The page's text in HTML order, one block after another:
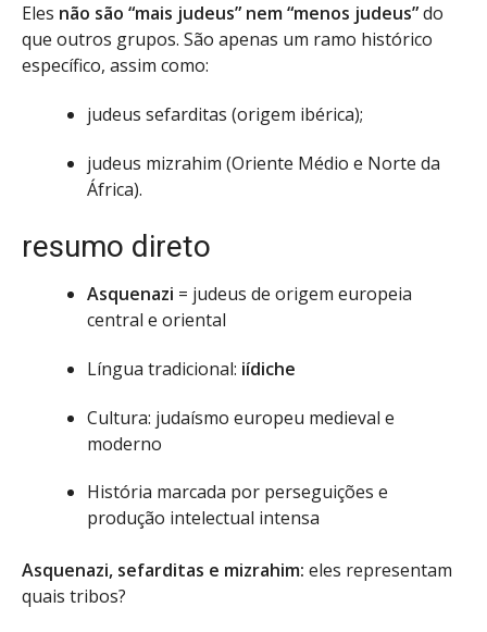
Eles não são “mais judeus” nem “menos judeus”do
que outros grupos. São apenas um ramo histórico
específico, assim como:
judeus sefarditas (origem ibérica);
judeus mizrahim (Oriente Médio e Norte da
África).
resumo direto
Asquenazi = judeus de origem europeia
central e oriental
Língua tradicional: iídiche
Cultura: judaísmo europeu medieval e
moderno
História marcada por perseguições e
produção intelectual intensa
Asquenazi, sefarditas e mizrahim: eles representam
quais tribos?